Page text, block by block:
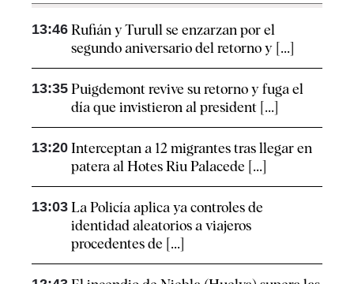
13:46 Rufián y Turull se enzarzan por el
segundo aniversario del retorno y [...]
13:35 Puigdemont revive su retorno y fuga el
día que invistieron al president [...]
13:20 Interceptan a 12 migrantes tras llegar en
patera al Hotes Riu Palacede [...]
13:03 La Policía aplica ya controles de
identidad aleatorios a viajeros
procedentes de [...]